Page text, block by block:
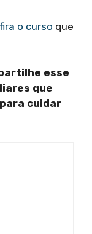
o curso que
esse
que
cuidar